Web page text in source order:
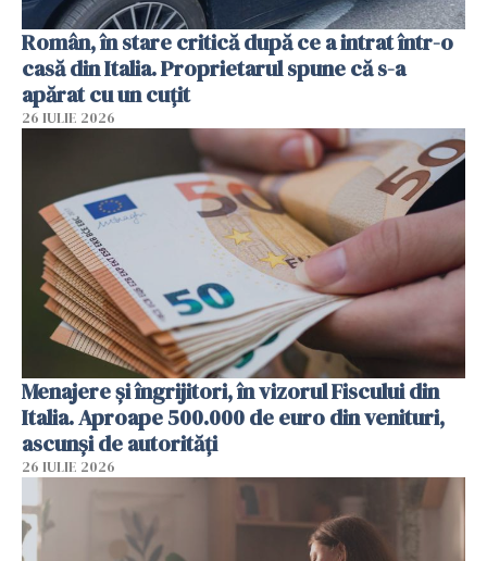
Român, în stare critică după ce a intrat într-o
casă din Italia. Proprietarul spune că s-a
apărat cu un cuțit
26 IULIE 2026
Menajere și îngrijitori, în vizorul Fiscului din
Italia. Aproape 500.000 de euro din venituri,
ascunși de autorități
26 IULIE 2026